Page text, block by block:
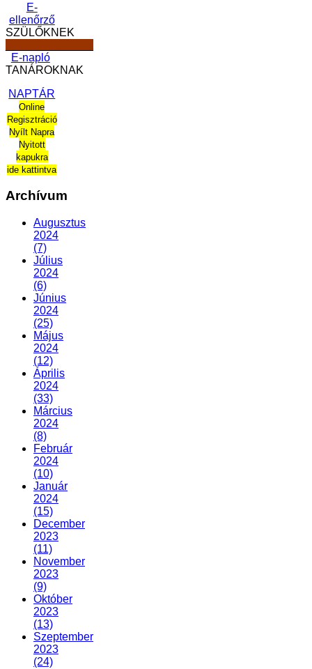
E-
ellenőrző
SZÜLŐKNEK
E-napló
TANÁROKNAK
NAPTÁR
Online
Regisztráció
Nyílt Napra
Nyitott
kapukra
ide kattintva
Archívum
Augusztus
2024
(7)
Július
2024
(6)
Június
2024
(25)
Május
2024
(12)
Április
2024
(33)
Március
2024
(8)
Február
2024
(10)
Január
2024
(15)
December
2023
(11)
November
2023
(9)
Október
2023
(13)
Szeptember
2023
(24)